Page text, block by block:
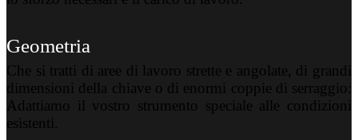
Geometria
Che si tratti di aree di lavoro strette e angolate, di grandi
dimensioni della chiave o di enormi coppie di serraggio:
Adattiamo il vostro strumento speciale alle condizioni
esistenti.